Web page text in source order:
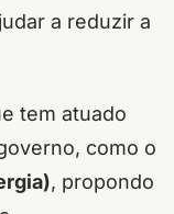
a reduzir a
tem atuado
como o
, propondo